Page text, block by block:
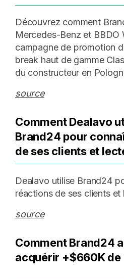
Découvrez comment
Mercedes-Benz et BBDO
campagne de promotion
break haut de gamme
du constructeur en
source
Comment Dealavo
Brand24 pour
de ses clients et
Dealavo utilise Brand24
réactions de ses clients et
source
Comment Brand24
acquérir +$660K de